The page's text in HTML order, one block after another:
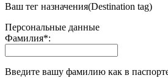
Ваш тег назначения(Destination tag)
Персональные данные
Фамилия*:
Введите вашу фамилию как в